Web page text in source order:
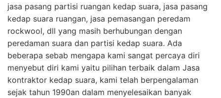
jasa pasang partisi ruangan kedap suara, jasa pasang
kedap suara ruangan, jasa pemasangan peredam
rockwool, dll yang masih berhubungan dengan
peredaman suara dan partisi kedap suara. Ada
beberapa sebab mengapa kami sangat percaya diri
menyebut diri kami yaitu pilihan terbaik dalam Jasa
kontraktor kedap suara, kami telah berpengalaman
sejak tahun 1990an dalam menyelesaikan banyak